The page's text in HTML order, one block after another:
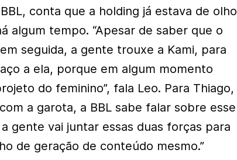
conta que a holding já estava de olho
algum tempo. “Apesar de saber que o
seguida, a gente trouxe a Kami, para
a ela, porque em algum momento
do feminino”, fala Leo. Para Thiago,
a garota, a BBL sabe falar sobre esse
gente vai juntar essas duas forças para
de geração de conteúdo mesmo.”